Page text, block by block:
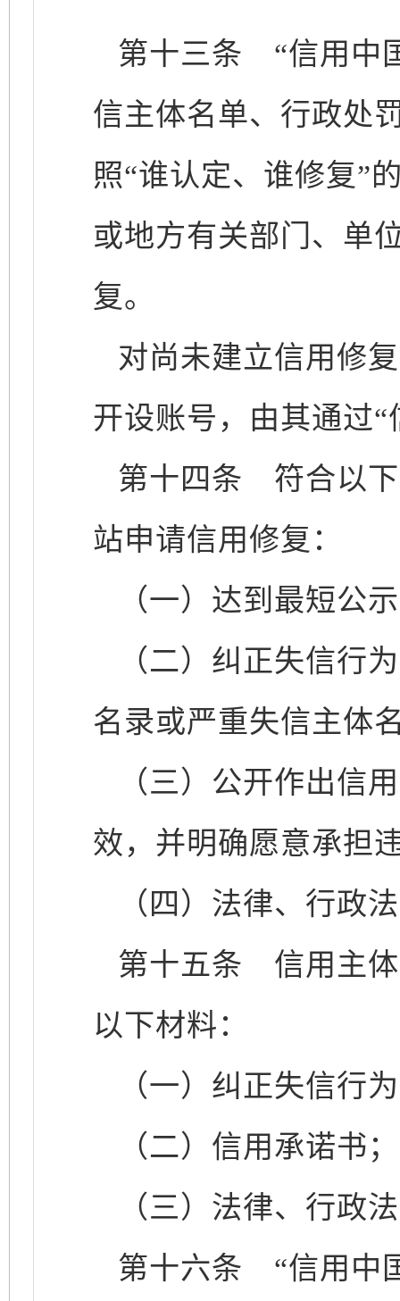
第十三条 “信用中
信主体名单、行政处
照“谁认定、谁修复”
或地方有关部门、单
复。
对尚未建立信用修
开设账号，由其通过
第十四条 符合以下
站申请信用修复：
（一）达到最短公
（二）纠正失信行
名录或严重失信主体
（三）公开作出信
效，并明确愿意承担
（四）法律、行政
第十五条 信用主体
以下材料：
（一）纠正失信行
（二）信用承诺书；
（三）法律、行政
第十六条 “信用中